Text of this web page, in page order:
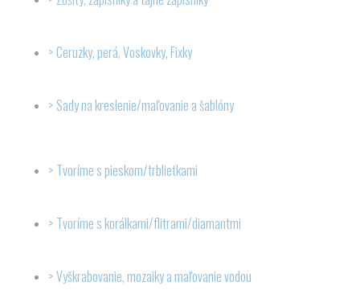
Ceruzky, perá, Voskovky, Fixky
Sady na kreslenie/maľovanie a šablóny
Tvoríme s pieskom/trblietkami
Tvoríme s korálkami/flitrami/diamantmi
Vyškrabovanie, mozaiky a maľovanie vodou